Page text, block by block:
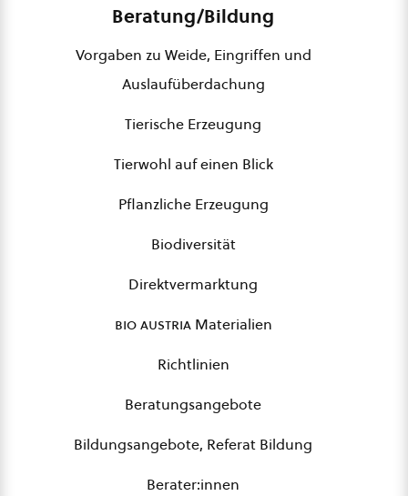
Beratung/Bildung
Vorgaben zu Weide, Eingriffen und
Auslaufüberdachung
Tierische Erzeugung
Tierwohl auf einen Blick
Pflanzliche Erzeugung
Biodiversität
Direktvermarktung
bio austriaMaterialien
Richtlinien
Beratungsangebote
Bildungsangebote, Referat Bildung
Berater:innen